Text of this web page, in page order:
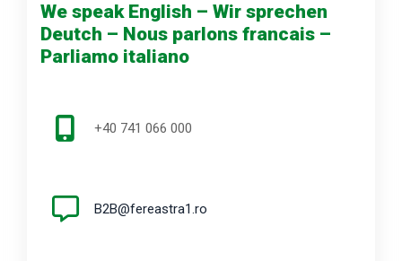
We speak English – Wir sprechen
Deutch – Nous parlons francais –
Parliamo italiano
+40 741 066 000
B2B@fereastra1.ro